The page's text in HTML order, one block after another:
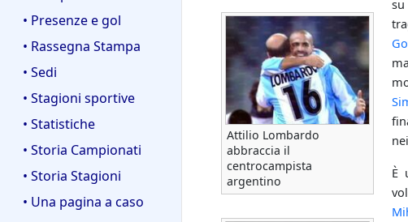
• Presenze e gol
• Rassegna Stampa
• Sedi
• Stagioni sportive
• Statistiche
• Storia Campionati
• Storia Stagioni
• Una pagina a caso
Attilio Lombardo
abbraccia il
centrocampista
argentino
su
È